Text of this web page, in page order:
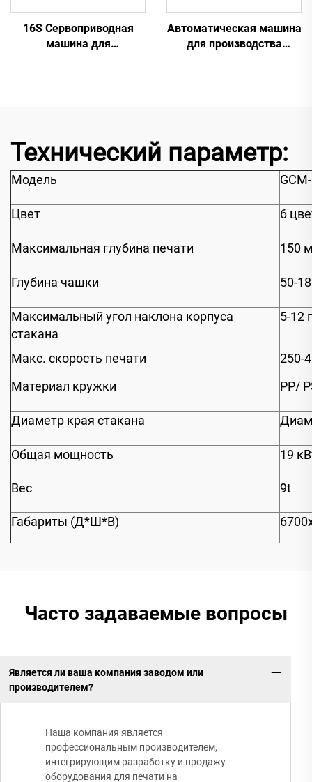
16S Сервоприводная
машина для
Автоматическая машина
для производства
Технический параметр:
Модель
Цвет 6
Максимальная глубина печати 150
Глубина чашки 50-
Максимальный угол наклона корпуса
стакана
5-12
Макс. скорость печати
250-
Материал кружки
PP/
Диаметр края стакана
Общая мощность 19
Вес 9t
Габариты (Д*Ш*В)
Часто задаваемые вопросы
Является ли ваша компания заводом или
производителем?
Наша компания является
профессиональным производителем,
интегрирующим разработку и продажу
оборудования для печати на